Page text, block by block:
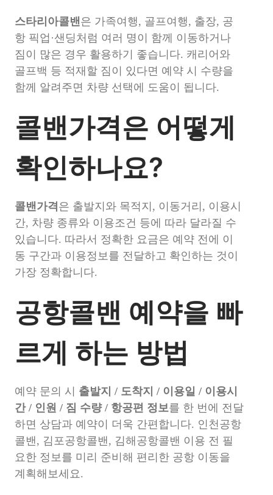
스타리아콜밴은 가족여행, 골프여행, 출장, 공
항 픽업·샌딩처럼 여러 명이 함께 이동하거나
짐이 많은 경우 활용하기 좋습니다. 캐리어와
골프백 등 적재할 짐이 있다면 예약 시 수량을
함께 알려주면 차량 선택에 도움이 됩니다.
콜밴가격은 어떻게
확인하나요?
콜밴가격 은 출발지와 목적지, 이동거리, 이용시
간, 차량 종류와 이용조건 등에 따라 달라질 수
있습니다. 따라서 정확한 요금은 예약 전에 이
동 구간과 이용정보를 전달하고 확인하는 것이
가장 정확합니다.
공항콜밴 예약을 빠
르게 하는 방법
예약 문의 시 출발지 / 도착지 / 이용일 / 이용시
간 / 인원 / 짐 수량 / 항공편 정보를 한 번에 전달
하면 상담과 예약이 더욱 간편합니다. 인천공항
콜밴, 김포공항콜밴, 김해공항콜밴 이용 전 필
요한 정보를 미리 준비해 편리한 공항 이동을
계획해보세요.